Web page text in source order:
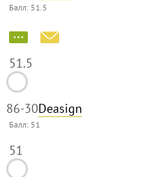
Балл: 51.5
51.5
86-30Deasign
Балл: 51
51